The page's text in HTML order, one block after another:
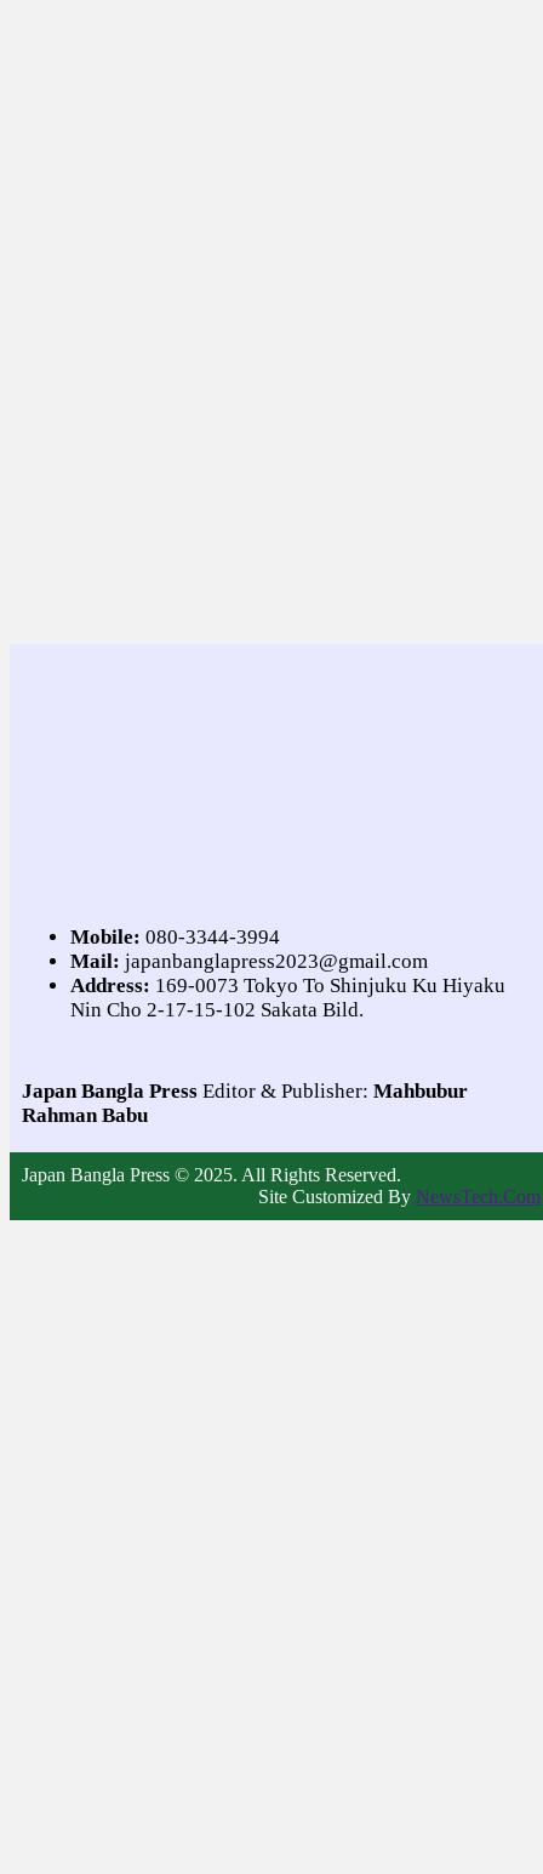
Mobile: 080-3344-3994
Mail: japanbanglapress2023@gmail.com
Address: 169-0073 Tokyo To Shinjuku Ku Hiyaku
Nin Cho 2-17-15-102 Sakata Bild.
Japan Bangla Press Editor & Publisher: Mahbubur
Rahman Babu
Japan Bangla Press © 2025. All Rights Reserved.
Site Customized By NewsTech.Com